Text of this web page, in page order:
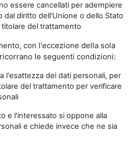
essere cancellati per adempiere
dal diritto dell'Unione o dello Stato
del trattamento
con l'eccezione della sola
le seguenti condizioni:
l'esattezza dei dati personali, per
del trattamento per verificare
e l'interessato si oppone alla
e chiede invece che ne sia